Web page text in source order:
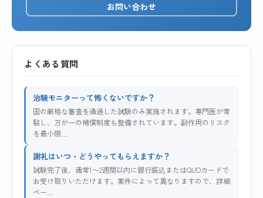
お問い合わせ
よくある質問
治験モニターって怖くないですか？
国の厳格な審査を通過した試験のみ実施されます。専門医が常
駐し、万が一の補償制度も整備されています。副作用のリスク
を最小限…
謝礼はいつ・どうやってもらえますか？
試験完了後、通常1〜2週間以内に銀行振込またはQUOカードで
お受け取りいただけます。案件によって異なりますので、詳細
ペー…